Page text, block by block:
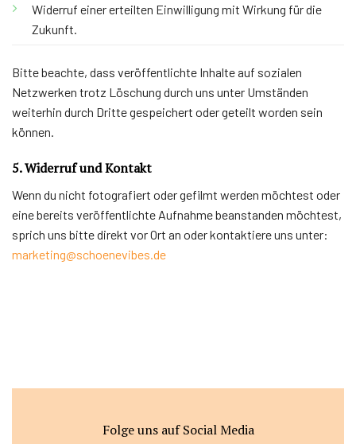
Widerruf einer erteilten Einwilligung mit Wirkung für die
Zukunft.
Bitte beachte, dass veröffentlichte Inhalte auf sozialen
Netzwerken trotz Löschung durch uns unter Umständen
weiterhin durch Dritte gespeichert oder geteilt worden sein
können.
5. Widerruf und Kontakt
Wenn du nicht fotografiert oder gefilmt werden möchtest oder
eine bereits veröffentlichte Aufnahme beanstanden möchtest,
sprich uns bitte direkt vor Ort an oder kontaktiere uns unter:
marketing@schoenevibes.de
Folge uns auf Social Media